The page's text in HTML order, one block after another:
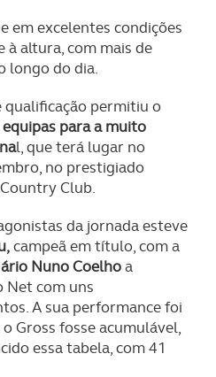
em excelentes condições
à altura, com mais de
longo do dia.
qualificação permitiu o
equipas para a muito
l, que terá lugar no
no prestigiado
Club.
da jornada esteve
campeã em título, com a
Nuno Coelhoa
Net com uns
A sua performance foi
Gross fosse acumulável,
essa tabela, com 41